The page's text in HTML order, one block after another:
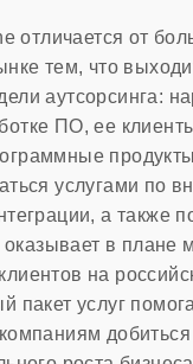
отличается от
тем, что
аутсорсинга:
ПО, ее
услугами по
а также
в плане
на
пакет услуг